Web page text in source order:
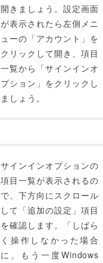
開きましょう。設定画面
が表示されたら左側メニ
ューの「アカウント」を
クリックして開き、項目
一覧から「サインインオ
プション」をクリックし
ましょう。
サインインオプションの
項目一覧が表示されるの
で、下方向にスクロール
して「追加の設定」項目
を確認します。「しばら
く操作しなかった場合
に、もう一度Windows